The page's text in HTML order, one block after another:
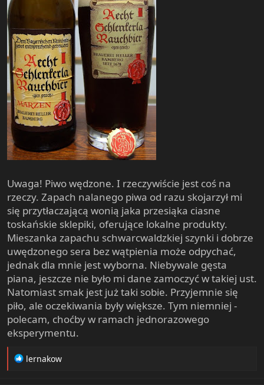
Uwaga! Piwo wędzone. I rzeczywiście jest coś na
rzeczy. Zapach nalanego piwa od razu skojarzył mi
się przytłaczającą wonią jaka przesiąka ciasne
toskańskie sklepiki, oferujące lokalne produkty.
Mieszanka zapachu schwarcwaldzkiej szynki i dobrze
uwędzonego sera bez wątpienia może odpychać,
jednak dla mnie jest wyborna. Niebywale gęsta
piana, jeszcze nie było mi dane zamoczyć w takiej ust.
Natomiast smak jest już taki sobie. Przyjemnie się
piło, ale oczekiwania były większe. Tym niemniej -
polecam, choćby w ramach jednorazowego
eksperymentu.
R
lernakow